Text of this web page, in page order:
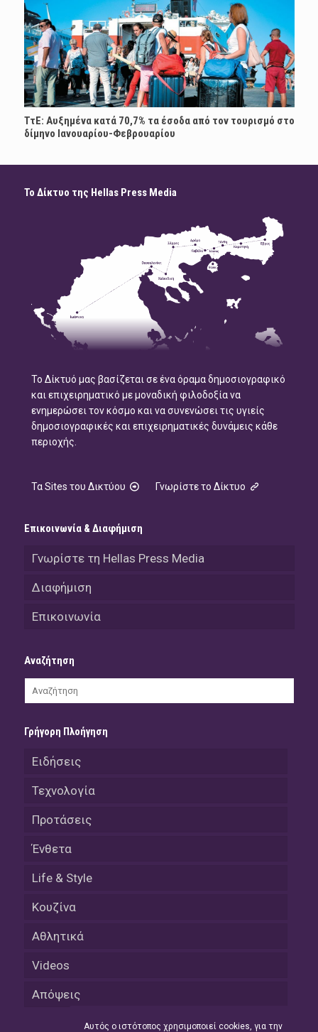
ΤτΕ: Αυξημένα κατά 70,7% τα έσοδα από τον τουρισμό στο
δίμηνο Ιανουαρίου-Φεβρουαρίου
Το Δίκτυο της Hellas Press Media
Το Δίκτυό μας βασίζεται σε ένα όραμα δημοσιογραφικό
και επιχειρηματικό με μοναδική φιλοδοξία να
ενημερώσει τον κόσμο και να συνενώσει τις υγιείς
δημοσιογραφικές και επιχειρηματικές δυνάμεις κάθε
περιοχής.
Τα Sites του Δικτύου Γνωρίστε το Δίκτυο
Επικοινωνία & Διαφήμιση
Γνωρίστε τη Hellas Press Media
Διαφήμιση
Επικοινωνία
Αναζήτηση
Γρήγορη Πλοήγηση
Ειδήσεις
Τεχνολογία
Προτάσεις
Ένθετα
Life & Style
Κουζίνα
Αθλητικά
Videos
Απόψεις
Αυτός ο ιστότοπος χρησιμοποιεί cookies, για την